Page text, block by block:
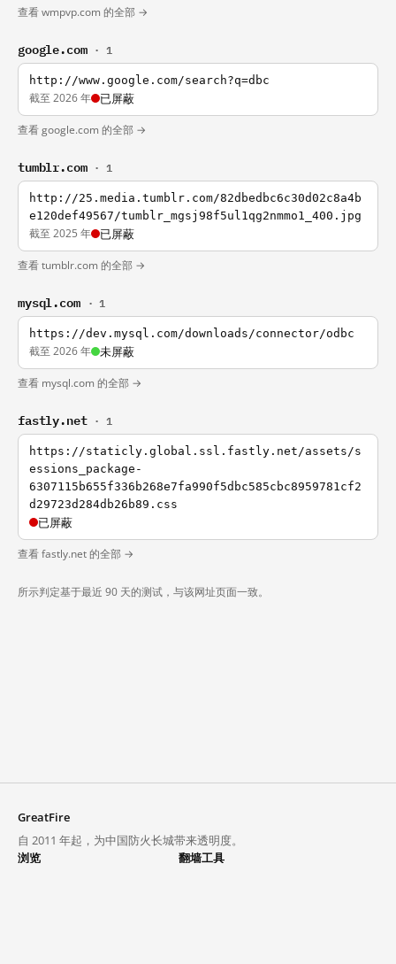
查看 wmpvp.com 的全部 →
google.com · 1
http://www.google.com/search?q=dbc
截至 2026 年 已屏蔽
查看 google.com 的全部 →
tumblr.com · 1
http://25.media.tumblr.com/82dbedbc6c30d02c8a4b
e120def49567/tumblr_mgsj98f5ul1qg2nmmo1_400.jpg
截至 2025 年 已屏蔽
查看 tumblr.com 的全部 →
mysql.com · 1
https://dev.mysql.com/downloads/connector/odbc
截至 2026 年 未屏蔽
查看 mysql.com 的全部 →
fastly.net · 1
https://staticly.global.ssl.fastly.net/assets/s
essions_package-
6307115b655f336b268e7fa990f5dbc585cbc8959781cf2
d29723d284db26b89.css
已屏蔽
查看 fastly.net 的全部 →
所示判定基于最近 90 天的测试，与该网址页面一致。
GreatFire
自 2011 年起，为中国防火长城带来透明度。
浏览
翻墙工具